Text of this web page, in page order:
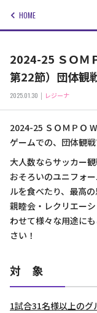
HOME
2024-25 ＳＯＭ
第22節）団体観
2025.01.30 レジーナ
2024-25 ＳＯＭＰＯ
ゲームでの、団体観
大人数ならサッカー
おそろいのユニフォ
ルを食べたり、最高
親睦会・レクリエー
わせて様々な用途に
さい！
対 象
1試合31名様以上のグ